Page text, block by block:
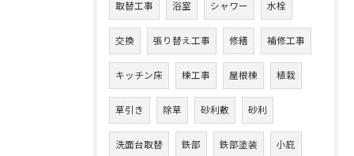
取替工事 浴室 シャワー 水栓
交換 張り替え工事 修繕 補修工事
キッチン床 棟工事 屋根棟 植栽
草引き 除草 砂利敷 砂利
洗面台取替 鉄部 鉄部塗装 小庇